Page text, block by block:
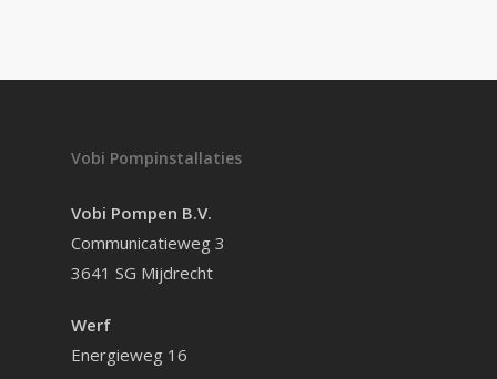
Vobi Pompinstallaties
Vobi Pompen B.V.
Communicatieweg 3
3641 SG Mijdrecht
Werf
Energieweg 16